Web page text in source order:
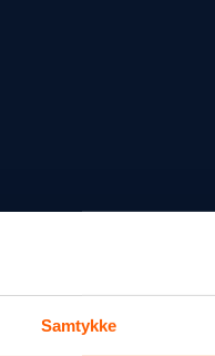
Samtykke